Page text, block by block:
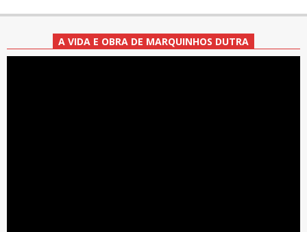
A VIDA E OBRA DE MARQUINHOS DUTRA